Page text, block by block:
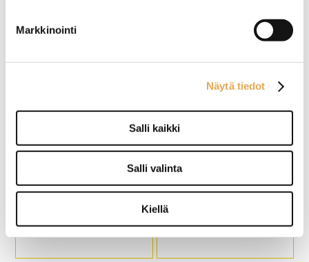
Markkinointi
Näytä tiedot
Salli kaikki
Salli valinta
Kiellä
sähkösäätöinen
Vakiosyvyys on 650 mm.
Työpöytä säädettävällä
käsikäyttöinen
Vakiosyvyys on 650 mm.